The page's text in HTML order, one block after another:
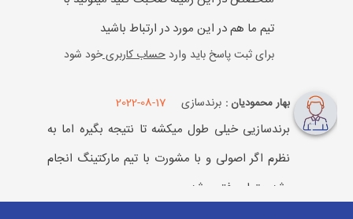
تیم ما هم در این مورد در ارتباط باشید
برای ثبت پاسخ باید وارد حساب کاربریخود شود
بهار محمودیان : برندسازی 2022-08-17
برندسازیی خیلی طول میکشه تا نتیجه بگیره اما به
نظرم اگر اصولی و با مشورت با تیم مارکتینگ انجام
بشه حتما موفق میشه